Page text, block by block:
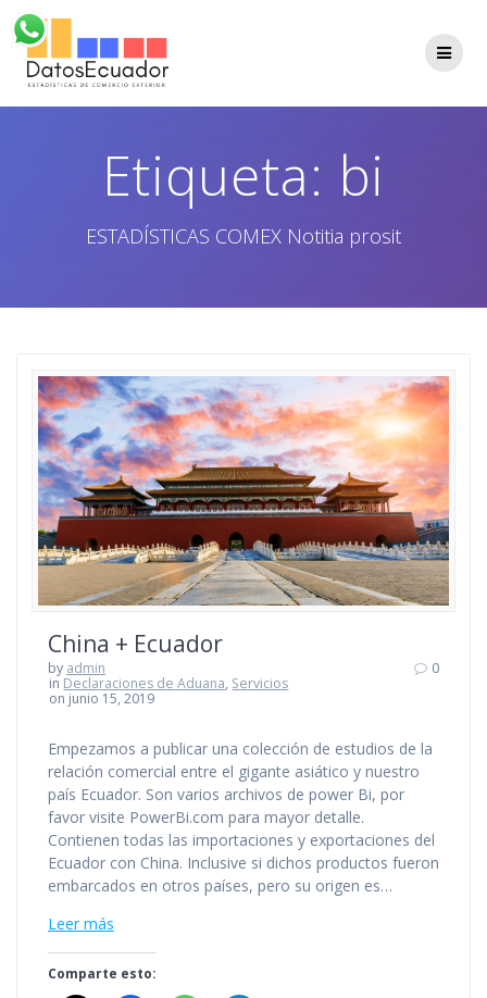
Etiqueta: bi
ESTADÍSTICAS COMEX Notitia prosit
China + Ecuador
by admin
in Declaraciones de Aduana, Servicios
on junio 15, 2019
0
Empezamos a publicar una colección de estudios de la
relación comercial entre el gigante asiático y nuestro
país Ecuador. Son varios archivos de power Bi, por
favor visite PowerBi.com para mayor detalle.
Contienen todas las importaciones y exportaciones del
Ecuador con China. Inclusive si dichos productos fueron
embarcados en otros países, pero su origen es…
Leer más
Comparte esto: